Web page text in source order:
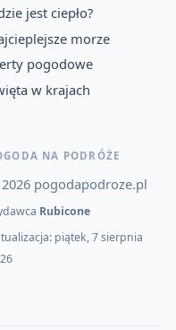
jest ciepło?
morze
pogodowe
w krajach
NA PODRÓŻE
pogodapodroze.pl
Rubicone
piątek, 7 sierpnia